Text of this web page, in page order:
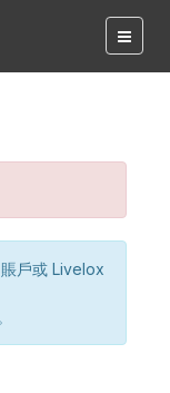
戶或 Livelox
。